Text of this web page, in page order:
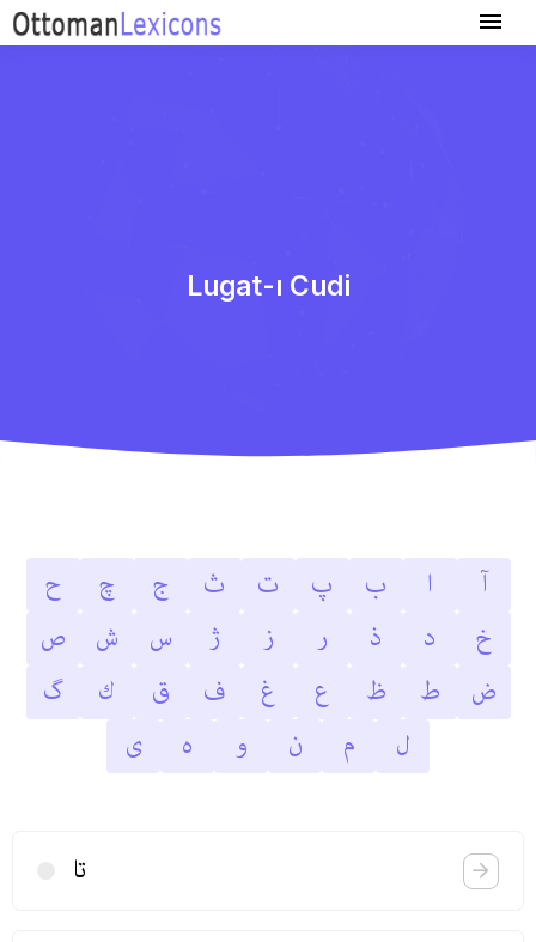
Lugat-ı Cudi
آ ا ب پ ت ث ج چ
ح
خ
د ذ ر ز ژ س ش
ص
ض
ط ظ ع غ ف ق ك
گ
ل
م ن و ه ى
تا